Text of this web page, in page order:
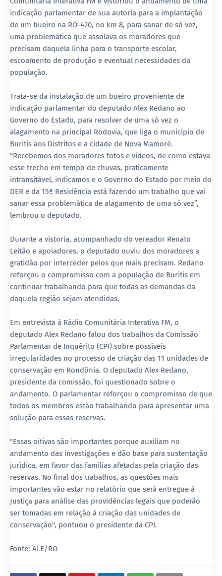
indicação parlamentar de sua autoria para a implantação
de um bueiro na RO-420, no km 8, para sanar de só vez,
uma problemática que assolava os moradores que
precisam daquela linha para o transporte escolar,
escoamento de produção e eventual necessidades da
população.
Trata-se da instalação de um bueiro proveniente de
indicação parlamentar do deputado Alex Redano ao
Governo do Estado, para resolver de uma só vez o
alagamento na principal Rodovia, que liga o município de
Buritis aos Distritos e a cidade de Nova Mamoré.
“Recebemos dos moradores fotos e vídeos, de como estava
esse trecho em tempo de chuvas, praticamente
intransitável, indicamos e o Governo do Estado por meio do
DER e da 15ª Residência está fazendo um trabalho que vai
sanar essa problemática de alagamento de uma só vez”,
lembrou o deputado.
Durante a vistoria, acompanhado do vereador Renato
Leitão e apoiadores, o deputado ouviu dos moradores a
gratidão por interceder pelos que mais precisam. Redano
reforçou o compromisso com a população de Buritis em
continuar trabalhando para que todas as demandas da
daquela região sejam atendidas.
Em entrevista à Rádio Comunitária Interativa FM, o
deputado Alex Redano falou dos trabalhos da Comissão
Parlamentar de Inquérito (CPI) sobre possíveis
irregularidades no processo de criação das 11 unidades de
conservação em Rondônia. O deputado Alex Redano,
presidente da comissão, foi questionado sobre o
andamento. O parlamentar reforçou o compromisso de que
todos os membros estão trabalhando para apresentar uma
solução para essas reservas.
"Essas oitivas são importantes porque auxiliam no
andamento das investigações e dão base para sustentação
jurídica, em favor das famílias afetadas pela criação das
reservas. No final dos trabalhos, as questões mais
importantes vão estar no relatório que será entregue à
Justiça para análise das providências legais que poderão
ser tomadas em relação à criação das unidades de
conservação", pontuou o presidente da CPI.
Fonte: ALE/RO